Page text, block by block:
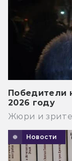
Победители
2026 году
Жюри и
Новости